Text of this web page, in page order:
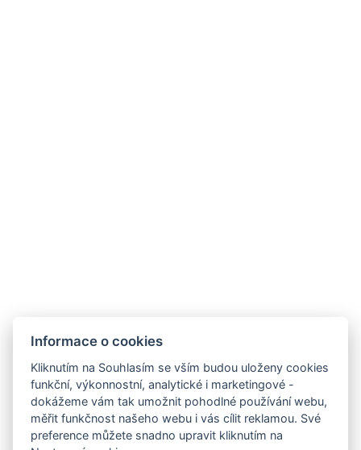
Zámek Hrádek
Hrádek 1, 342 01 Sušice
E-mail:recepce@zamekhradek.cz
Telefon:+420 725 083 093
Informace o cookies
Kliknutím na Souhlasím se vším budou uloženy cookies
funkční, výkonnostní, analytické i marketingové -
dokážeme vám tak umožnit pohodlné používání webu,
měřit funkčnost našeho webu i vás cílit reklamou. Své
preference můžete snadno upravit kliknutím na